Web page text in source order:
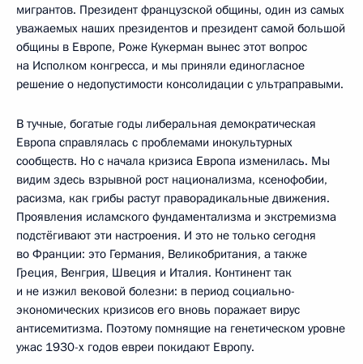
мигрантов. Президент французской общины, один из самых
уважаемых наших президентов и президент самой большой
общины в Европе, Роже Кукерман вынес этот вопрос
на Исполком конгресса, и мы приняли единогласное
решение о недопустимости консолидации с ультраправыми.
В тучные, богатые годы либеральная демократическая
Европа справлялась с проблемами инокультурных
сообществ. Но с начала кризиса Европа изменилась. Мы
видим здесь взрывной рост национализма, ксенофобии,
расизма, как грибы растут праворадикальные движения.
Проявления исламского фундаментализма и экстремизма
подстёгивают эти настроения. И это не только сегодня
во Франции: это Германия, Великобритания, а также
Греция, Венгрия, Швеция и Италия. Континент так
и не изжил вековой болезни: в период социально-
экономических кризисов его вновь поражает вирус
антисемитизма. Поэтому помнящие на генетическом уровне
ужас 1930-х годов евреи покидают Европу.